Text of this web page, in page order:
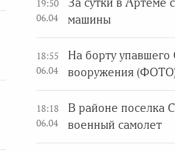
19:50
06.04
машины
18:55
06.04
На борту
вооружения
18:18
06.04
В районе поселка
военный самолет